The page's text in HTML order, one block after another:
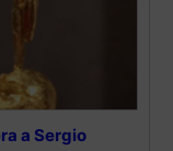
a Sergio